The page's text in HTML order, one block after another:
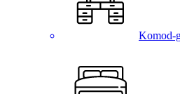
Komod-